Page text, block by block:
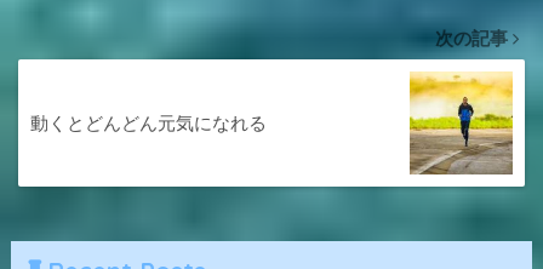
次の記事
動くとどんどん元気になれる